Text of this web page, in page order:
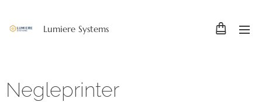
Lumiere Systems
Negleprinter